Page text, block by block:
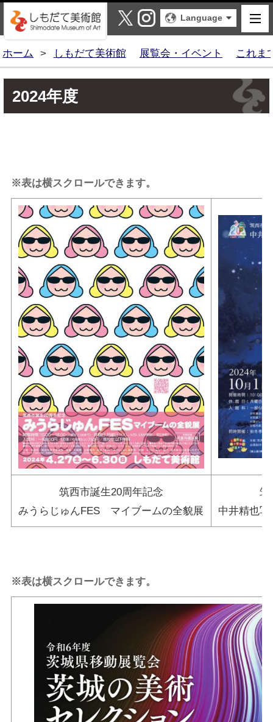
しもだて美術館
X Instagram
Language
ホーム > しもだて美術館 展覧会・イベント これま
2024年度
※表は横スクロールできます。
筑西市誕生20周年記念
みうらじゅんFES マイブームの全貌展
筑
中井精也
※表は横スクロールできます。